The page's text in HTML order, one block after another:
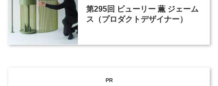
第295回 ビューリー 薫 ジェーム
ス（プロダクトデザイナー）
PR